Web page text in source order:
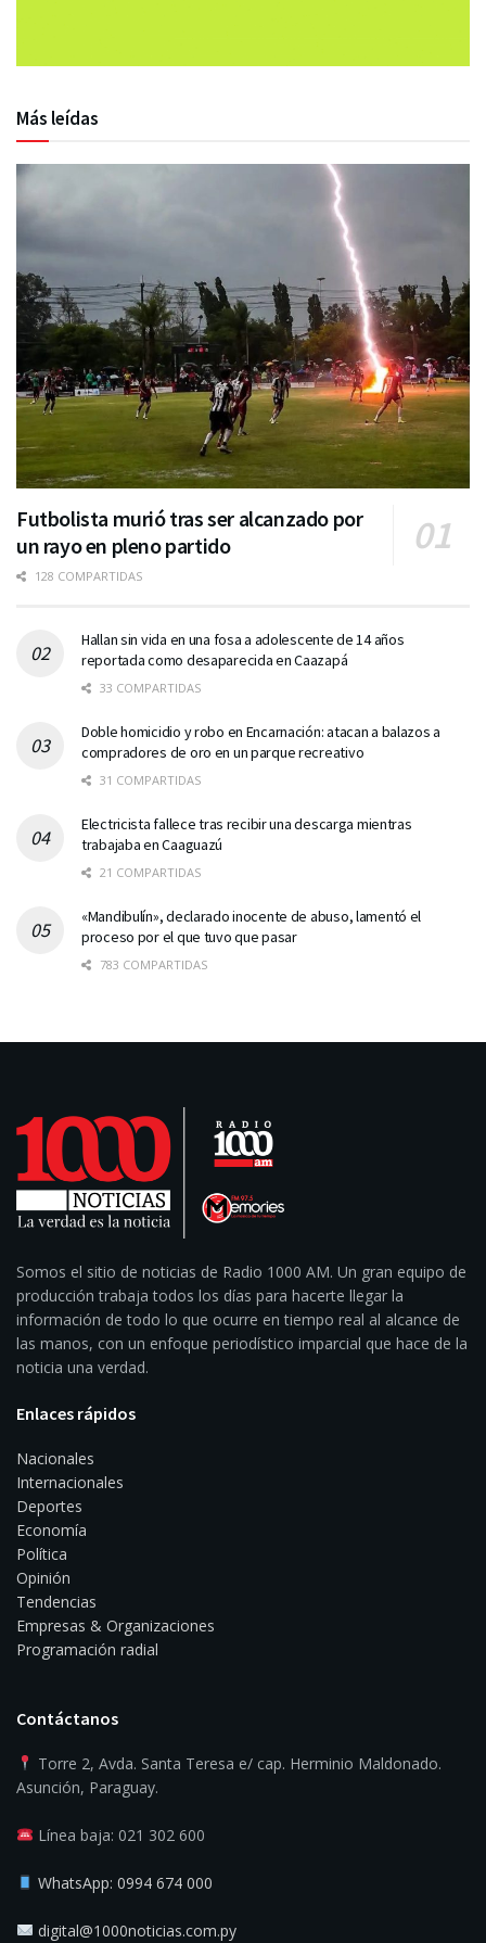
Más leídas
Futbolista murió tras ser alcanzado por
un rayo en pleno partido
128 COMPARTIDAS
Hallan sin vida en una fosa a adolescente de 14 años
reportada como desaparecida en Caazapá
33 COMPARTIDAS
Doble homicidio y robo en Encarnación: atacan a balazos a
compradores de oro en un parque recreativo
31 COMPARTIDAS
Electricista fallece tras recibir una descarga mientras
trabajaba en Caaguazú
21 COMPARTIDAS
«Mandibulín», declarado inocente de abuso, lamentó el
proceso por el que tuvo que pasar
783 COMPARTIDAS
Somos el sitio de noticias de Radio 1000 AM. Un gran equipo de
producción trabaja todos los días para hacerte llegar la
información de todo lo que ocurre en tiempo real al alcance de
las manos, con un enfoque periodístico imparcial que hace de la
noticia una verdad.
Enlaces rápidos
Nacionales
Internacionales
Deportes
Economía
Política
Opinión
Tendencias
Empresas & Organizaciones
Programación radial
Contáctanos
Torre 2, Avda. Santa Teresa e/ cap. Herminio Maldonado.
Asunción, Paraguay.
Línea baja: 021 302 600
WhatsApp: 0994 674 000
digital@1000noticias.com.py